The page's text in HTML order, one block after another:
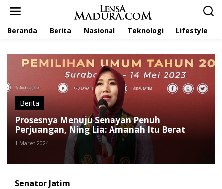
Beranda Berita Nasional Teknologi Lifestyle
Berita
Prosesnya Menuju Senayan Penuh
Perjuangan, Ning Lia: Amanah Itu Berat
1 Maret 2024
Senator Jatim